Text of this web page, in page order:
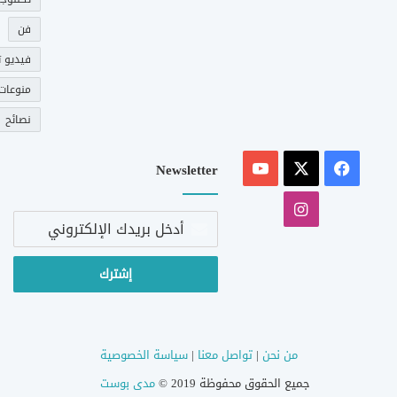
فن
فيديو
نصائح
فيسبوك
‫YouTube
انستقرام
Newsletter
أدخل
الإلكتروني
من نحن |تواصل معنا |سياسة الخصوصية
جميع الحقوق محفوظة 2019 ©
مدى بوست